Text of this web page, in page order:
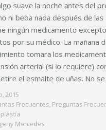
suave la noche antes del
ni beba nada después de las
ningún medicamento
por su médico. La mañana
tomara los
arterial (si lo requiere)
el esmalte de uñas. No
2015
Frecuentes, Preguntas
Mercedes